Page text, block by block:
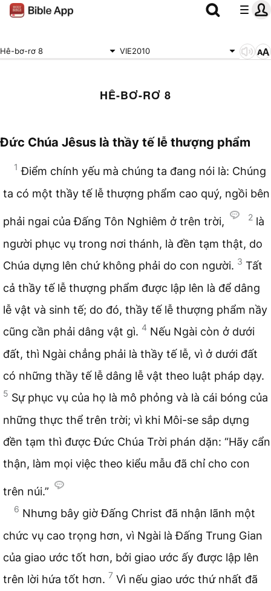
Hê-bơ-rơ 8 VIE2010
HÊ-BƠ-RƠ 8
Đức Chúa Jêsus là thầy tế lễ thượng phẩm
1 Điểm chính yếu mà chúng ta đang nói là: Chúng
ta có một thầy tế lễ thượng phẩm cao quý, ngồi bên
phải ngai của Đấng Tôn Nghiêm ở trên trời, 2 là
người phục vụ trong nơi thánh, là đền tạm thật, do
Chúa dựng lên chứ không phải do con người. 3 Tất
cả thầy tế lễ thượng phẩm được lập lên là để dâng
lễ vật và sinh tế; do đó, thầy tế lễ thượng phẩm nầy
cũng cần phải dâng vật gì. 4 Nếu Ngài còn ở dưới
đất, thì Ngài chẳng phải là thầy tế lễ, vì ở dưới đất
có những thầy tế lễ dâng lễ vật theo luật pháp dạy.
5 Sự phục vụ của họ là mô phỏng và là cái bóng của
những thực thể trên trời; vì khi Môi-se sắp dựng
đền tạm thì được Đức Chúa Trời phán dặn: “Hãy cẩn
thận, làm mọi việc theo kiểu mẫu đã chỉ cho con
trên núi.”
6 Nhưng bây giờ Đấng Christ đã nhận lãnh một
chức vụ cao trọng hơn, vì Ngài là Đấng Trung Gian
của giao ước tốt hơn, bởi giao ước ấy được lập lên
trên lời hứa tốt hơn. 7 Vì nếu giao ước thứ nhất đã